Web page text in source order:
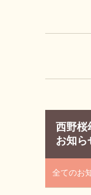
西野桜
お知ら
全てのお